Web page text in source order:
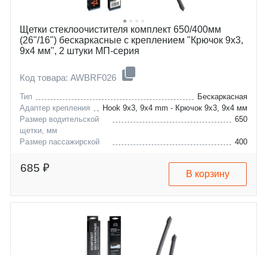
Щетки стеклоочистителя комплект 650/400мм
(26"/16") бескаркасные с креплением "Крючок 9x3,
9x4 мм", 2 штуки МП-серия
Код товара: AWBRF026
Тип
Бескаркасная
Адаптер крепления
Hook 9x3, 9x4 mm - Крючок 9x3, 9x4 мм
Размер водительской
щетки, мм
650
Размер пассажирской
400
chevrolet
cobalt
gentra
accord
hyundai
cr-v
685 ₽ В корзину